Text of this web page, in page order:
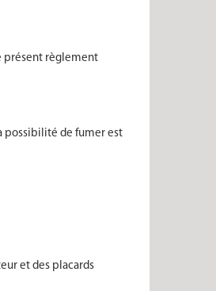
présent règlement
possibilité de fumer est
et des placards